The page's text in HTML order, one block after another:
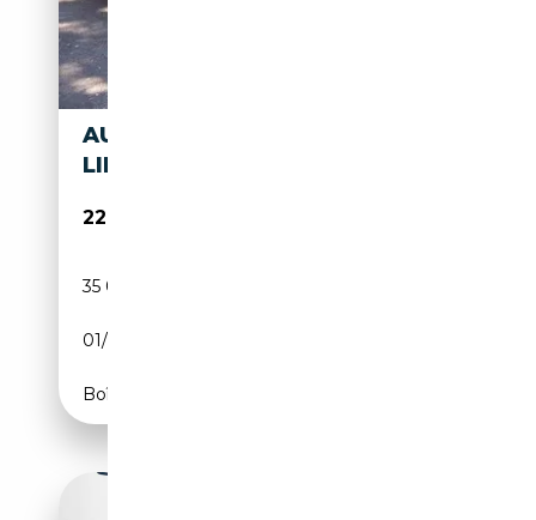
AUDI A5 (2) 2.0 TFSI 225 S
LINE QUATTRO S TRONIC
22 900€
35 000 km
01/2014
Boîte automatique